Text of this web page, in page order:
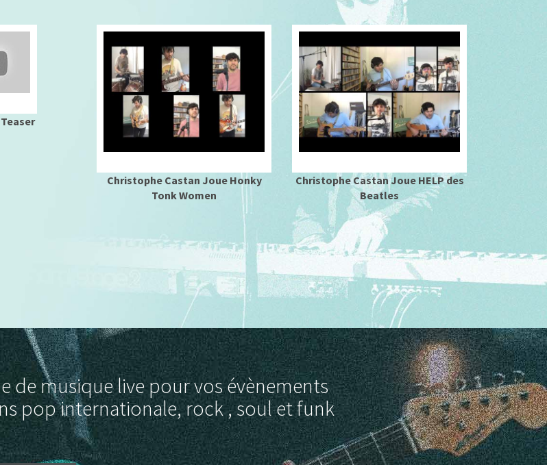
Christophe Castan Joue Honky
Tonk Women
Christophe Castan Joue HELP des
Beatles
de musique live pour vos évènements
pop internationale, rock , soul et funk